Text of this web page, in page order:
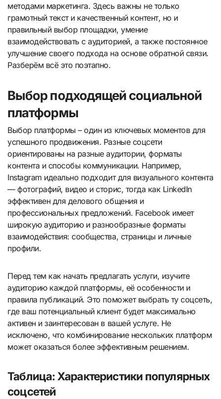
методами маркетинга. Здесь важны не только
грамотный текст и качественный контент, но и
правильный выбор площадки, умение
взаимодействовать с аудиторией, а также постоянное
улучшение своего подхода на основе обратной связи.
Разберём всё это поэтапно.
Выбор подходящей социальной
платформы
Выбор платформы – один из ключевых моментов для
успешного продвижения. Разные соцсети
ориентированы на разные аудитории, форматы
контента и способы коммуникации. Например,
Instagram идеально подходит для визуального контента
— фотографий, видео и сторис, тогда как LinkedIn
эффективен для делового общения и
профессиональных предложений. Facebook имеет
широкую аудиторию и разнообразные форматы
взаимодействия: сообщества, страницы и личные
профили.
Перед тем как начать предлагать услуги, изучите
аудиторию каждой платформы, её особенности и
правила публикаций. Это поможет выбрать ту соцсеть,
где ваш потенциальный клиент будет максимально
активен и заинтересован в вашей услуге. Не
исключено, что комбинирование нескольких платформ
может оказаться более эффективным решением.
Таблица: Характеристики популярных
соцсетей